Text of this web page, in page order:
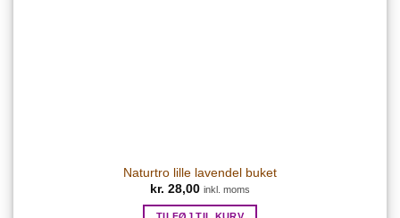
Naturtro lille lavendel buket
kr. 28,00 inkl. moms